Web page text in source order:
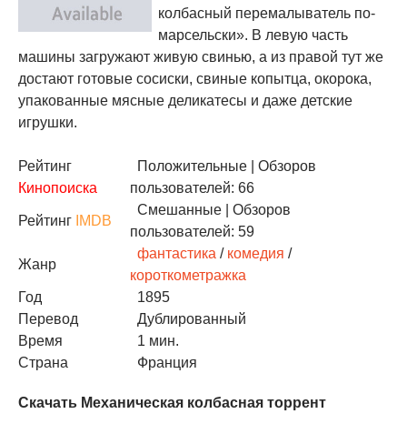
колбасный перемалыватель по-
марсельски». В левую часть
машины загружают живую свинью, а из правой тут же
достают готовые сосиски, свиные копытца, окорока,
упакованные мясные деликатесы и даже детские
игрушки.
Рейтинг
Кинопоиска
Положительные | Обзоров
пользователей: 66
Рейтинг IMDB
Смешанные | Обзоров
пользователей: 59
Жанр
фантастика / комедия /
короткометражка
Год
1895
Перевод
Дублированный
Время
1 мин.
Страна
Франция
Скачать Механическая колбасная торрент